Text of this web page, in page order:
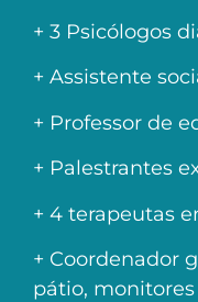
+ 3 Psicólogos
+ Assistente
+ Professor de
+ Palestrantes
+ 4 terapeutas
+ Coordenador
pátio,